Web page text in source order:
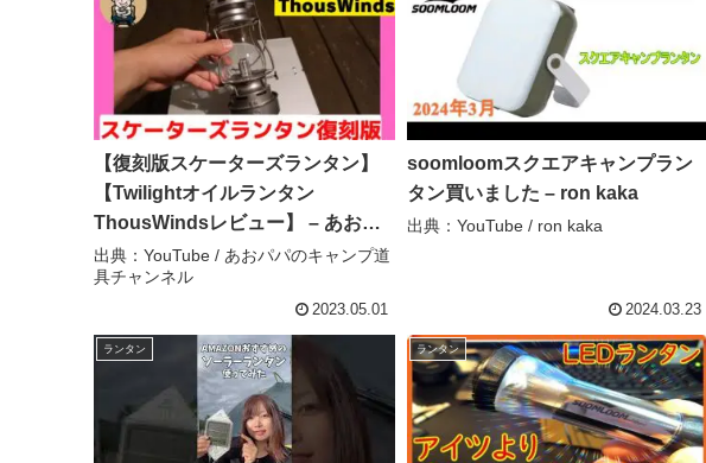
【復刻版スケーターズランタン】
【Twilightオイルランタン
ThousWindsレビュー】 – あおパ
パのキャンプ道具チャンネル
出典：YouTube / あおパパのキャンプ道
具チャンネル
2023.05.01
soomloomスクエアキャンプラン
タン買いました – ron kaka
出典：YouTube / ron kaka
2024.03.23
ランタン ランタン